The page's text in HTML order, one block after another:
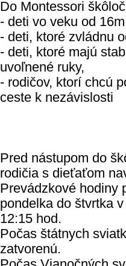
Do Montessori
- deti vo veku od
- deti, ktoré zvládnu
- deti, ktoré majú
uvoľnené ruky,
- rodičov, ktorí chcú
ceste k nezávislosti
Pred nástupom do
rodičia s dieťaťom
Prevádzkové hodiny
pondelka do štvrtka
12:15 hod.
Počas štátnych
zatvorenú.